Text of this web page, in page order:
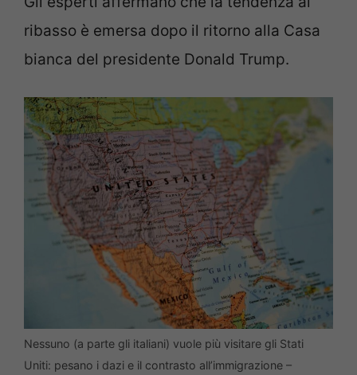
ribasso è emersa dopo il ritorno alla Casa
bianca del presidente Donald Trump.
Nessuno (a parte gli italiani) vuole più visitare gli Stati
Uniti: pesano i dazi e il contrasto all’immigrazione –